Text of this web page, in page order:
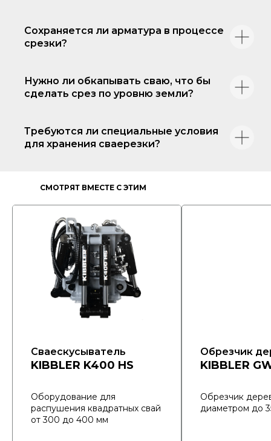
Сохраняется ли арматура в процессе
срезки?
Нужно ли обкапывать сваю, что бы
сделать срез по уровню земли?
Требуются ли специальные условия
для хранения сваерезки?
СМОТРЯТ ВМЕСТЕ С ЭТИМ
Сваескусыватель
KIBBLER K400 HS
Оборудование для
распушения квадратных свай
от 300 до 400 мм
Обрезчик
KIBBLER
Обрезчик
диаметром до